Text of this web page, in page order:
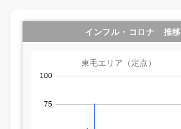
インフル・コロナ 推移